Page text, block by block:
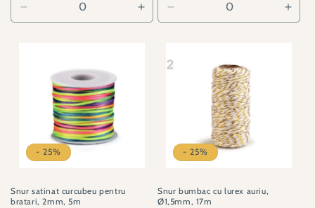
cantitatea
Creșteți
cantitatea
310165-
cantitatea
310095-
3
- 25%
Snur satinat curcubeu pentru
bratari, 2mm, 5m
- 25%
Snur bumbac cu lurex auriu,
Ø1,5mm, 17m